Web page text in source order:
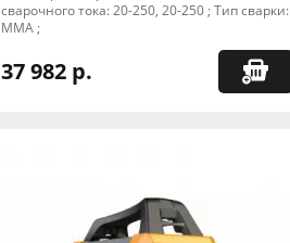
сварочного тока: 20-250, 20-250 ; Тип сварки:
MMA ;
37 982 р.